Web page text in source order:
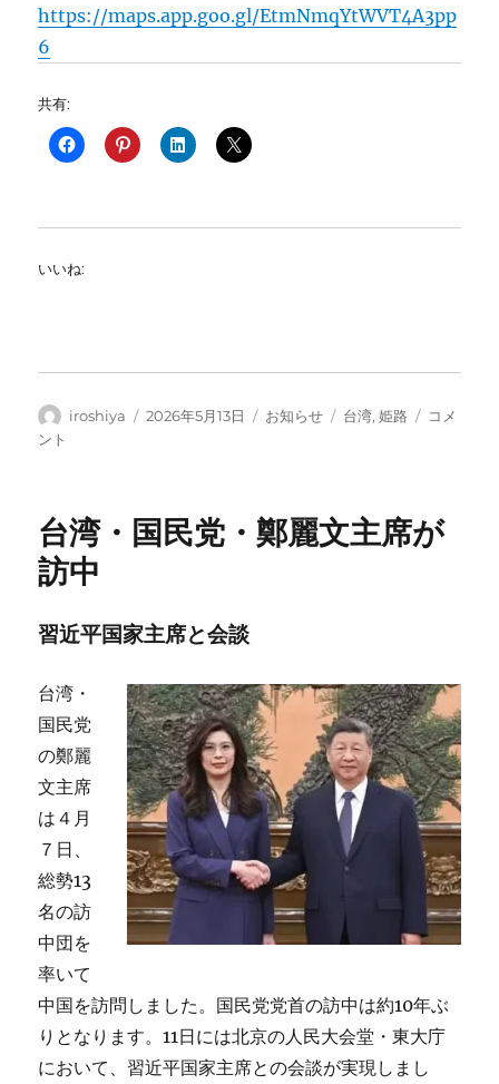
https://maps.app.goo.gl/EtmNmqYtWVT4A3pp
6
共有:
いいね:
投
iroshiya
投
2026年5月13日
カ
お知らせ
タ
台湾,姫路
第
講
存
立
危
機
事
態
を
考
え
る」
に
コメ
ント
台湾・国民党・鄭麗文主席が
訪中
習近平国家主席と会談
台湾・
国民党
の鄭麗
文主席
は４月
７日、
総勢13
名の訪
中団を
率いて
中国を訪問しました。国民党党首の訪中は約10年ぶ
りとなります。11日には北京の人民大会堂・東大庁
において、習近平国家主席との会談が実現しまし